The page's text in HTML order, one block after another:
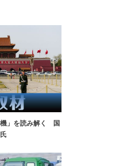
機」を読み解く 国